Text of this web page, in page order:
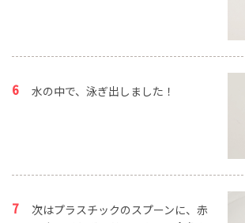
水の中で、泳ぎ出しました！
次はプラスチックのスプーンに、赤